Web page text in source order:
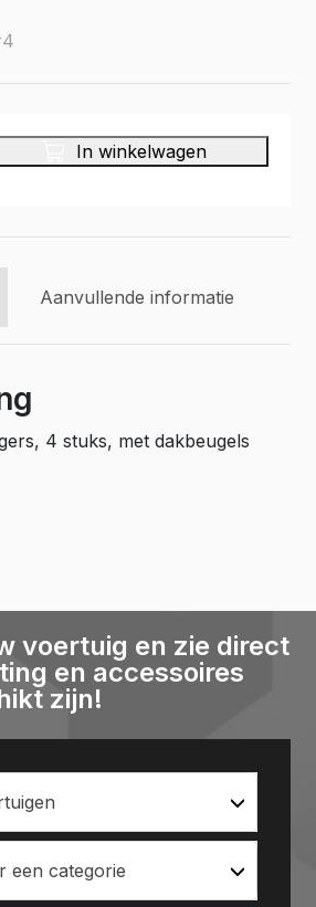
In winkelwagen
Aanvullende informatie
4 stuks, met dakbeugels
voertuig en zie direct
en accessoires
zijn!
een categorie